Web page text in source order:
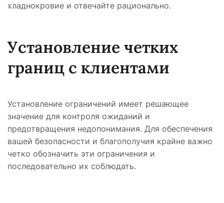
хладнокровие и отвечайте рационально.
Установление четких
границ с клиентами
Установление ограничений имеет решающее
значение для контроля ожиданий и
предотвращения недопонимания. Для обеспечения
вашей безопасности и благополучия крайне важно
четко обозначить эти ограничения и
последовательно их соблюдать.